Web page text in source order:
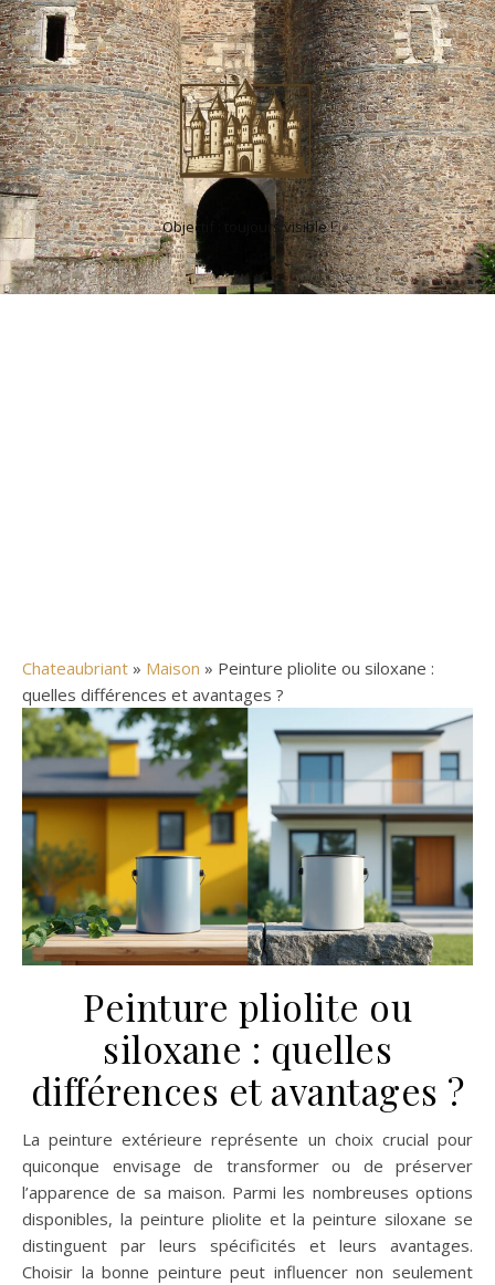
Objectif : toujours visible !
Chateaubriant » Maison » Peinture pliolite ou siloxane :
quelles différences et avantages ?
Peinture pliolite ou
siloxane : quelles
différences et avantages ?
La peinture extérieure représente un choix crucial pour
quiconque envisage de transformer ou de préserver
l’apparence de sa maison. Parmi les nombreuses options
disponibles, la peinture pliolite et la peinture siloxane se
distinguent par leurs spécificités et leurs avantages.
Choisir la bonne peinture peut influencer non seulement